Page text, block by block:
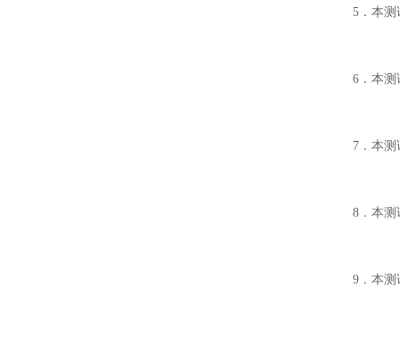
5．本测
6．本测
7．本
8．本测
9．本测